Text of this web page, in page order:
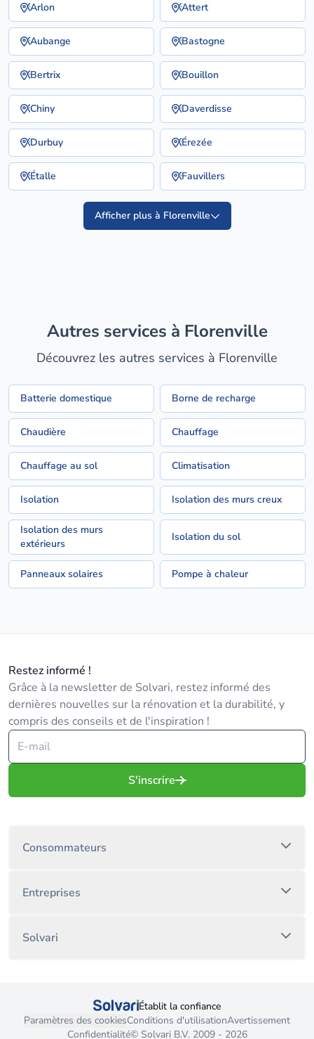
Arlon Attert
Aubange Bastogne
Bertrix Bouillon
Chiny Daverdisse
Durbuy Érezée
Étalle Fauvillers
Afficher plus à Florenville
Autres services à Florenville
Découvrez les autres services à Florenville
Batterie domestique Borne de recharge
Chaudière Chauffage
Chauffage au sol Climatisation
Isolation Isolation des murs creux
Isolation des murs
extérieurs
Isolation du sol
Panneaux solaires Pompe à chaleur
Restez informé !
Grâce à la newsletter de Solvari, restez informé des
dernières nouvelles sur la rénovation et la durabilité, y
compris des conseils et de l'inspiration !
S'inscrire
Consommateurs
Entreprises
Solvari
Établit la confiance
Paramètres des cookiesConditions d'utilisationAvertissement
Confidentialité© Solvari B.V. 2009 - 2026